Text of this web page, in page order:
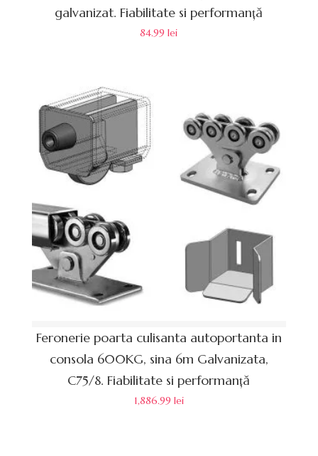
galvanizat. Fiabilitate si performanță
84.99lei
Feronerie poarta culisanta autoportanta in
consola 600KG, sina 6m Galvanizata,
C75/8. Fiabilitate si performanță
1,886.99 lei